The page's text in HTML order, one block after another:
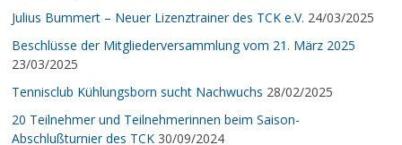
Julius Bummert – Neuer Lizenztrainer des TCK e.V. 24/03/2025
Beschlüsse der Mitgliederversammlung vom 21. März 2025
23/03/2025
Tennisclub Kühlungsborn sucht Nachwuchs 28/02/2025
20 Teilnehmer und Teilnehmerinnen beim Saison-
Abschlußturnier des TCK 30/09/2024